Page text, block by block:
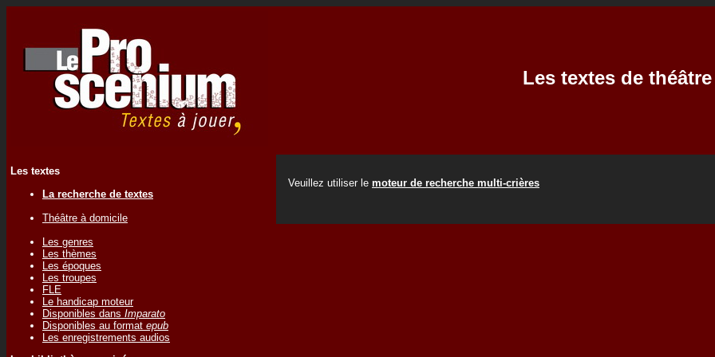
Les textes de
Les textes
La recherche de textes
Théâtre à domicile
Les genres
Les thèmes
Les époques
Les troupes
FLE
Le handicap moteur
Disponibles dans Imparato
Disponibles au format epub
Les enregistrements audios
Veuillez utiliser le moteur de recherche multi-crières